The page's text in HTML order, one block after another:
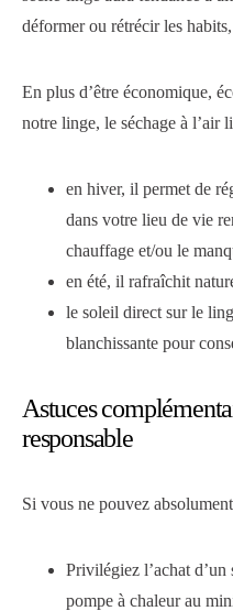
déformer ou rétrécir les
En plus d’être économique,
notre linge, le séchage à l’air
en hiver, il permet de
dans votre lieu de vie
chauffage et/ou le
en été, il rafraîchit
le soleil direct sur le
blanchissante pour
Astuces
responsable
Si vous ne pouvez
Privilégiez l’achat
pompe à chaleur au